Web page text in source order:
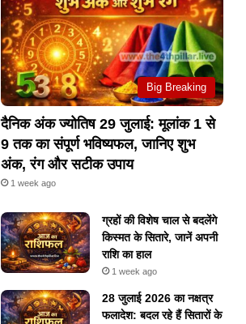
Big Breaking
दैनिक अंक ज्योतिष 29 जुलाई: मूलांक 1 से
9 तक का संपूर्ण भविष्यफल, जानिए शुभ
अंक, रंग और सटीक उपाय
1 week ago
ग्रहों की विशेष चाल से बदलेंगे
किस्मत के सितारे, जानें अपनी
राशि का हाल
1 week ago
28 जुलाई 2026 का नक्षत्र
फलादेश: बदल रहे हैं सितारों के